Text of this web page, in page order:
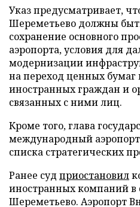
Указ предусматривает,
Шереметьево должны
сохранение основного
аэропорта, условия для
модернизации
на переход ценных бумаг
иностранных граждан и
связанных с ними лиц.
Кроме того, глава
международный
списка стратегических
Ранее суд приостановил
иностранных компаний в
Шереметьево. Аэропорт